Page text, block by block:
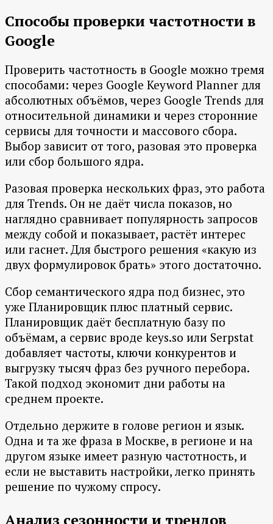
Способы проверки частотности в
Google
Проверить частотность в Google можно тремя
способами: через Google Keyword Planner для
абсолютных объёмов, через Google Trends для
относительной динамики и через сторонние
сервисы для точности и массового сбора.
Выбор зависит от того, разовая это проверка
или сбор большого ядра.
Разовая проверка нескольких фраз, это работа
для Trends. Он не даёт числа показов, но
наглядно сравнивает популярность запросов
между собой и показывает, растёт интерес
или гаснет. Для быстрого решения «какую из
двух формулировок брать» этого достаточно.
Сбор семантического ядра под бизнес, это
уже Планировщик плюс платный сервис.
Планировщик даёт бесплатную базу по
объёмам, а сервис вроде keys.so или Serpstat
добавляет частоты, ключи конкурентов и
выгрузку тысяч фраз без ручного перебора.
Такой подход экономит дни работы на
среднем проекте.
Отдельно держите в голове регион и язык.
Одна и та же фраза в Москве, в регионе и на
другом языке имеет разную частотность, и
если не выставить настройки, легко принять
решение по чужому спросу.
Анализ сезонности и трендов